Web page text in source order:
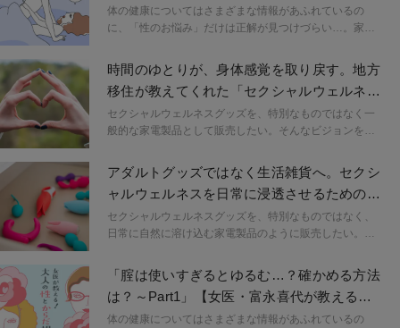
代が教える！大人の性とからだ相談室】
体の健康についてはさまざまな情報があふれているの
に、「性のお悩み」だけは正解が見つけづらい…。家族
い――そんなもやもやを抱えていませんか？ この連載で
は、これまでに24万人の痛みや悩みに寄り添ってきた“性
の名医”・富永喜代先生が、「大人の性とからだ」のお悩
みに丁寧にアドバイス。セックスやセルフプレジャー、
カラダや心のことを一緒に考えながら、自分らしいセク
時間のゆとりが、身体感覚を取り戻す。地方
移住が教えてくれた「セクシャルウェルネ
ス」の本質【インタビュー】
セクシャルウェルネスグッズを、特別なものではなく一
般的な家電製品として販売したい。そんなビジョンを掲
さんにお話を伺いました。プライベートでは、大阪や福
岡での都市生活から今治・伯方島へとUターン移住。都
会の慌ただしい日々を離れたことで見えてきた新しい価
値観は、ものづくりの視点やセクシャルウェルネスへの
考え方にも深く影響を与えています。
アダルトグッズではなく生活雑貨へ。セクシ
ャルウェルネスを日常に浸透させるためのデ
ザインとは【インタビュー】
セクシャルウェルネスグッズを、特別なものではなく、
日常に自然に溶け込む家電製品のように販売したい。そ
み続ける馬場早希さんにお話を伺いました。まだまだ男
性主体の商品が多い日本の市場で、数々の壁と向き合い
ながら新しい文化を切り拓いていく彼女の軌跡を追いま
す。
「腟は使いすぎるとゆるむ…？確かめる方法
は？～Part1」【女医・富永喜代が教える！
大人の性とからだ相談室（１）】
体の健康についてはさまざまな情報があふれているの